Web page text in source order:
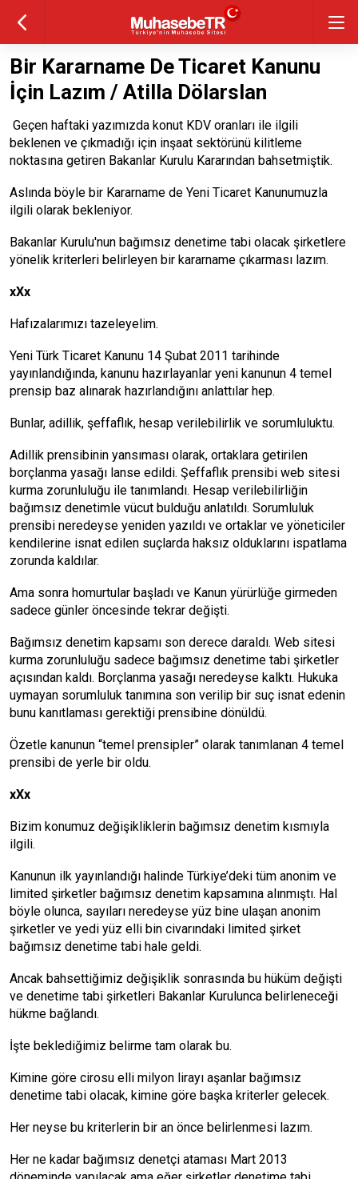
Bir Kararname De Ticaret Kanunu
İçin Lazım / Atilla Dölarslan
Geçen haftaki yazımızda konut KDV oranları ile ilgili
beklenen ve çıkmadığı için inşaat sektörünü kilitleme
noktasına getiren Bakanlar Kurulu Kararından bahsetmiştik.
Aslında böyle bir Kararname de Yeni Ticaret Kanunumuzla
ilgili olarak bekleniyor.
Bakanlar Kurulu'nun bağımsız denetime tabi olacak şirketlere
yönelik kriterleri belirleyen bir kararname çıkarması lazım.
xXx
Hafızalarımızı tazeleyelim.
Yeni Türk Ticaret Kanunu 14 Şubat 2011 tarihinde
yayınlandığında, kanunu hazırlayanlar yeni kanunun 4 temel
prensip baz alınarak hazırlandığını anlattılar hep.
Bunlar, adillik, şeffaflık, hesap verilebilirlik ve sorumluluktu.
Adillik prensibinin yansıması olarak, ortaklara getirilen
borçlanma yasağı lanse edildi. Şeffaflık prensibi web sitesi
kurma zorunluluğu ile tanımlandı. Hesap verilebilirliğin
bağımsız denetimle vücut bulduğu anlatıldı. Sorumluluk
prensibi neredeyse yeniden yazıldı ve ortaklar ve yöneticiler
kendilerine isnat edilen suçlarda haksız olduklarını ispatlama
zorunda kaldılar.
Ama sonra homurtular başladı ve Kanun yürürlüğe girmeden
sadece günler öncesinde tekrar değişti.
Bağımsız denetim kapsamı son derece daraldı. Web sitesi
kurma zorunluluğu sadece bağımsız denetime tabi şirketler
açısından kaldı. Borçlanma yasağı neredeyse kalktı. Hukuka
uymayan sorumluluk tanımına son verilip bir suç isnat edenin
bunu kanıtlaması gerektiği prensibine dönüldü.
Özetle kanunun “temel prensipler” olarak tanımlanan 4 temel
prensibi de yerle bir oldu.
xXx
Bizim konumuz değişikliklerin bağımsız denetim kısmıyla
ilgili.
Kanunun ilk yayınlandığı halinde Türkiye’deki tüm anonim ve
limited şirketler bağımsız denetim kapsamına alınmıştı. Hal
böyle olunca, sayıları neredeyse yüz bine ulaşan anonim
şirketler ve yedi yüz elli bin civarındaki limited şirket
bağımsız denetime tabi hale geldi.
Ancak bahsettiğimiz değişiklik sonrasında bu hüküm değişti
ve denetime tabi şirketleri Bakanlar Kurulunca belirleneceği
hükme bağlandı.
İşte beklediğimiz belirme tam olarak bu.
Kimine göre cirosu elli milyon lirayı aşanlar bağımsız
denetime tabi olacak, kimine göre başka kriterler gelecek.
Her neyse bu kriterlerin bir an önce belirlenmesi lazım.
Her ne kadar bağımsız denetçi ataması Mart 2013